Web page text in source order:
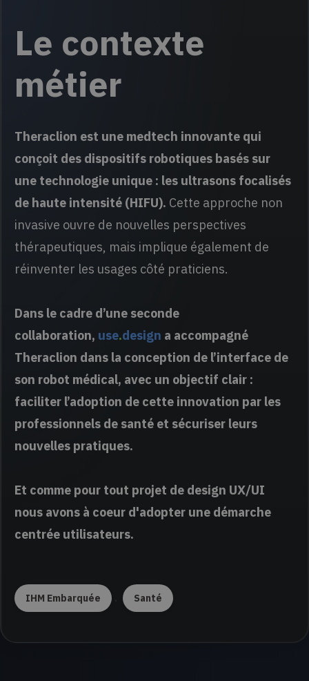
Le contexte
métier
Theraclion est une medtech innovante qui
conçoit des dispositifs robotiques basés sur
une technologie unique : les ultrasons focalisés
de haute intensité (HIFU). Cette approche non
invasive ouvre de nouvelles perspectives
thérapeutiques, mais implique également de
réinventer les usages côté praticiens.
Dans le cadre d’une seconde
collaboration, use.design a accompagné
Theraclion dans la conception de l’interface de
son robot médical, avec un objectif clair :
faciliter l’adoption de cette innovation par les
professionnels de santé et sécuriser leurs
nouvelles pratiques.
Et comme pour tout projet de design UX/UI
nous avons à coeur d'adopter une démarche
centrée utilisateurs.
IHM Embarquée . Santé